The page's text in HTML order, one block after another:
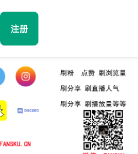
注册
Facebook
TikTok